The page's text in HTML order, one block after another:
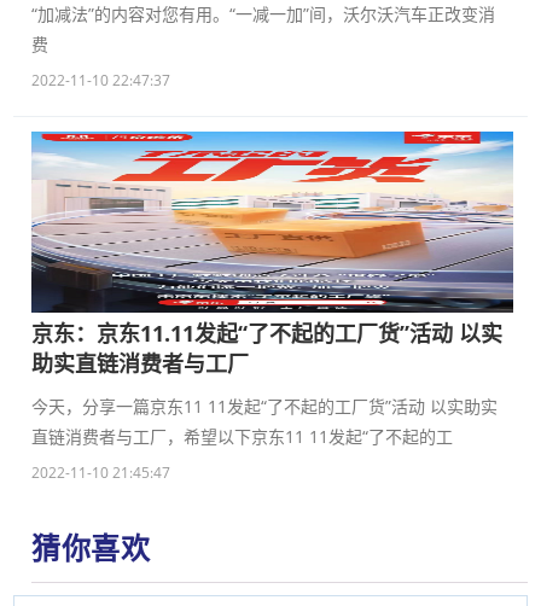
“加减法”的内容对您有用。“一减一加”间，沃尔沃汽车正改变消
费
2022-11-10 22:47:37
京东：京东11.11发起“了不起的工厂货”活动 以实
助实直链消费者与工厂
今天，分享一篇京东11 11发起“了不起的工厂货”活动 以实助实
直链消费者与工厂，希望以下京东11 11发起“了不起的工
2022-11-10 21:45:47
猜你喜欢